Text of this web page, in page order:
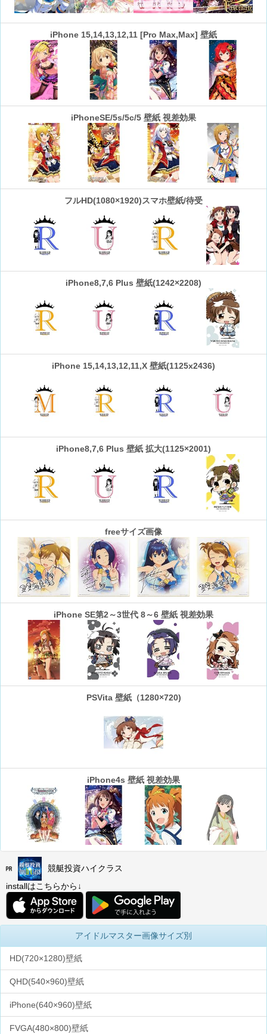
iPhone 15,14,13,12,11 [Pro Max,Max] 壁紙
iPhoneSE/5s/5c/5 壁紙 視差効果
フルHD(1080×1920)スマホ壁紙/待受
iPhone8,7,6 Plus 壁紙(1242×2208)
iPhone 15,14,13,12,11,X 壁紙(1125x2436)
iPhone8,7,6 Plus 壁紙 拡大(1125×2001)
freeサイズ画像
iPhone SE第2～3世代 8～6 壁紙 視差効果
PSVita 壁紙（1280×720)
iPhone4s 壁紙 視差効果
競艇投資ハイクラス
installはこちらから↓
アイドルマスター画像サイズ別
HD(720×1280)壁紙
QHD(540×960)壁紙
iPhone(640×960)壁紙
FVGA(480×800)壁紙